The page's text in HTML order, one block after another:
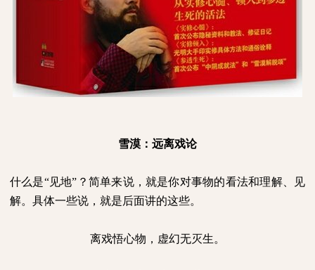
雪漠： 远离戏论
什么是“见地”？简单来说，就是你对事物的看法和理解、见
解。具体一些说，就是后面讲的这些。
离戏悟心物，虚幻无灭生。